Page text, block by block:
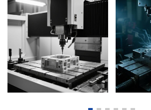
Pag-aaplay
I-download
Mga Balita